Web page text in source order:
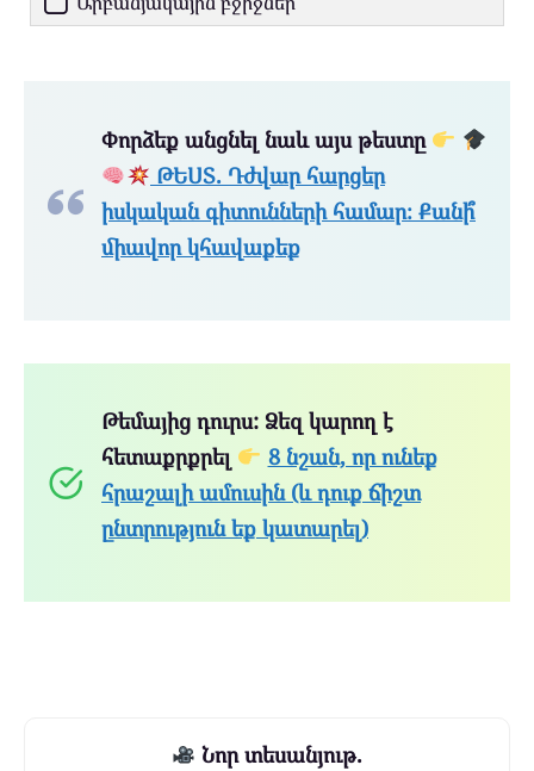
Փորձեք անցնել նաև այս թեստը
ԹԵՍՏ. Դժվար հարցեր
իսկական գիտունների համար։ Քանի՞
միավոր կհավաքեք
Թեմայից դուրս: Ձեզ կարող է
հետաքրքրել
8 նշան, որ ունեք
հրաշալի ամուսին (և դուք ճիշտ
ընտրություն եք կատարել)
Նոր տեսանյութ.